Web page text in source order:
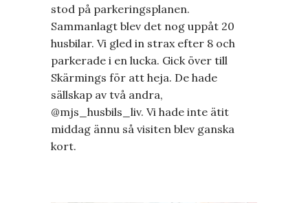
stod på parkeringsplanen.
Sammanlagt blev det nog uppåt 20
husbilar. Vi gled in strax efter 8 och
parkerade i en lucka. Gick över till
Skärmings för att heja. De hade
sällskap av två andra,
@mjs_husbils_liv. Vi hade inte ätit
middag ännu så visiten blev ganska
kort.